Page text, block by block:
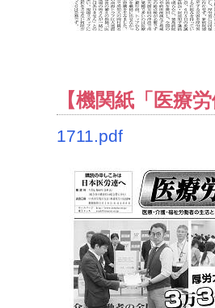
【機関紙「医療
1711.pdf